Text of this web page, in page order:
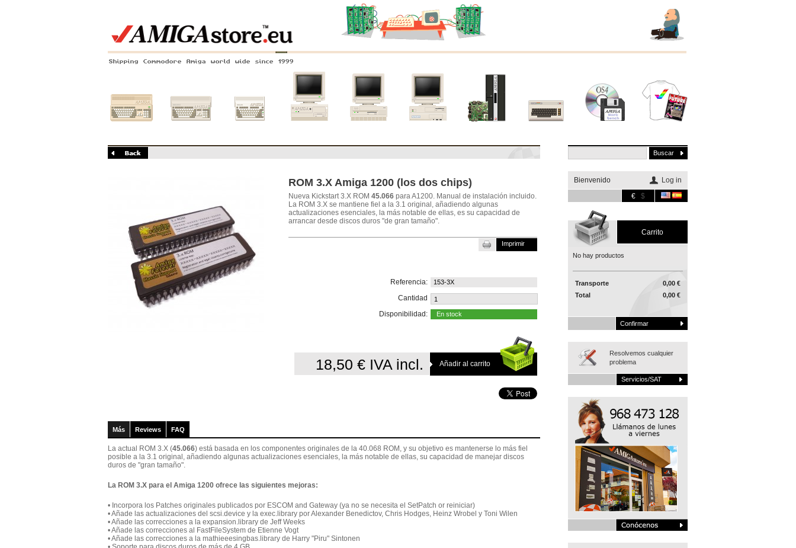
Shipping Commodore Amiga world wide since 1999
ROM 3.X Amiga 1200 (los dos chips)
Nueva Kickstart 3.X ROM 45.066 para A1200. Manual de instalación incluido.
La ROM 3.X se mantiene fiel a la 3.1 original, añadiendo algunas
actualizaciones esenciales, la más notable de ellas, es su capacidad de
arrancar desde discos duros "de gran tamaño".
Imprimir
Referencia: 153-3X
Cantidad
Disponibilidad:
En stock
18,50 € IVA incl.
Más Reviews FAQ
La actual ROM 3.X (45.066) está basada en los componentes originales de la 40.068 ROM, y su objetivo es mantenerse lo más fiel
posible a la 3.1 original, añadiendo algunas actualizaciones esenciales, la más notable de ellas, su capacidad de manejar discos
duros de "gran tamaño".
La ROM 3.X para el Amiga 1200 ofrece las siguientes mejoras:
• Incorpora los Patches originales publicados por ESCOM and Gateway (ya no se necesita el SetPatch or reiniciar)
• Añade las actualizaciones del scsi.device y la exec.library por Alexander Benedictov, Chris Hodges, Heinz Wrobel y Toni Wilen
• Añade las correcciones a la expansion.library de Jeff Weeks
• Añade las correcciones al FastFileSystem de Etienne Vogt
• Añade las correcciones a la mathieeesingbas.library de Harry "Piru" Sintonen
Bienvenido
Log in
€
$
Carrito
No hay productos
0,00 €
Transporte
0,00 €
Total
Confirmar
Resolvemos cualquier
problema
Servicios/SAT